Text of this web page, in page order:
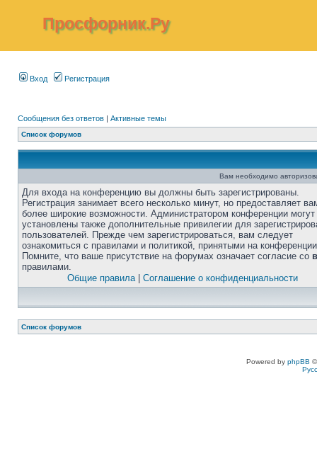
Просфорник.Ру
Вход Регистрация
Сообщения без ответов | Активные темы
Список форумов
Вам необходимо
Для входа на конференцию вы должны быть зарегистрированы.
Регистрация занимает всего несколько минут, но предоставляет
более широкие возможности. Администратором конференции
установлены также дополнительные привилегии для
пользователей. Прежде чем зарегистрироваться, вам следует
ознакомиться с правилами и политикой, принятыми на
Помните, что ваше присутствие на форумах означает согласие со
правилами.
Общие правила| Соглашение о конфиденциальности
Список форумов
Powered by phpBB